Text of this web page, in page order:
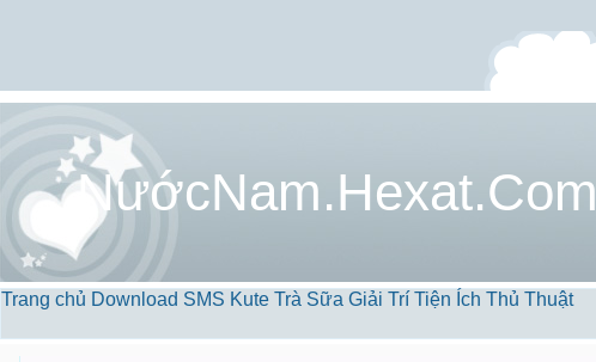
NướcNam.Hexat.Com
Trang chủ Download SMS Kute Trà Sữa Giải Trí Tiện Ích Thủ Thuật